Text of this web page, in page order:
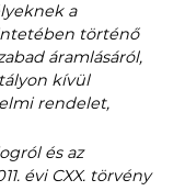
a
történő
áramlásáról,
kívül
rendelet,
és az
évi CXX. törvény